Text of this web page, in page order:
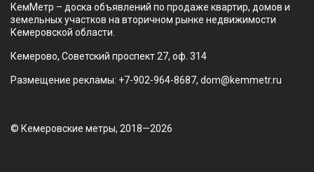
КемМетр – доска объявлений по продаже квартир, домов и
земельных участков на вторичном рынке недвижимости
Кемеровской области.
Кемерово, Советский проспект 27, оф. 314
Размещение рекламы: +7-902-964-8687, dom@kemmetr.ru
© Кемеровские метры, 2018—2026